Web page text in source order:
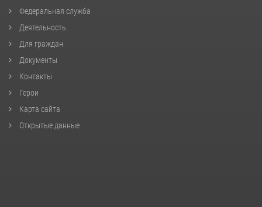
Федеральная служба
Деятельность
Для граждан
Документы
Контакты
Герои
Карта сайта
Открытые данные